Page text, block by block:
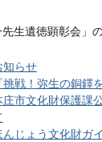
先生遺徳顕彰会」
知らせ
挑戦！弥生の銅鐸
庄市文化財保護課
んじょう文化財ガ